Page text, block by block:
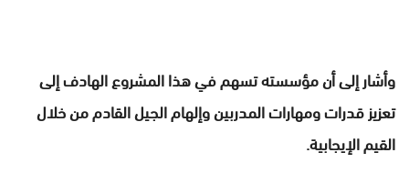
وأشار إلى أن مؤسسته تسهم في هذا المشروع الهادف إلى
تعزيز قدرات ومهارات المدربين وإلهام الجيل القادم من خلال
القيم الإيجابية.